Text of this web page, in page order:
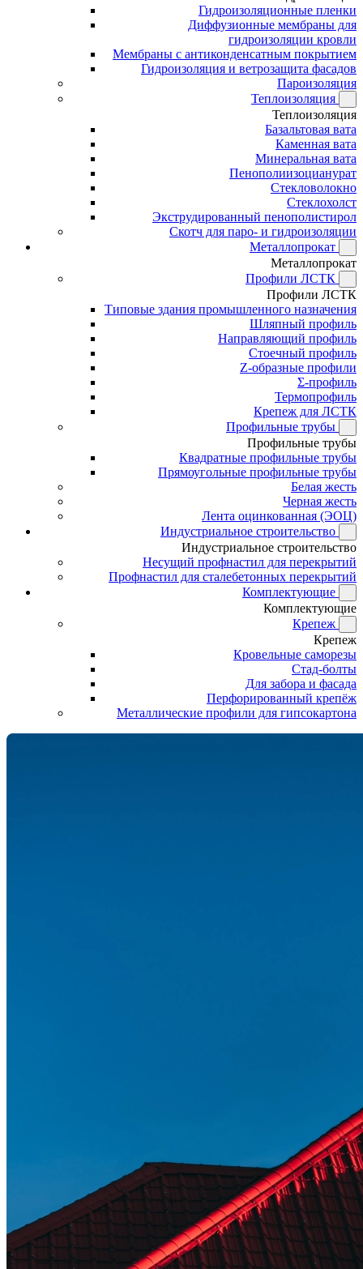
Гидроизоляционные пленки
Диффузионные мембраны для
гидроизоляции кровли
Мембраны с антиконденсатным покрытием
Гидроизоляция и ветрозащита фасадов
Пароизоляция
Теплоизоляция
Теплоизоляция
Базальтовая вата
Каменная вата
Минеральная вата
Пенополиизоцианурат
Стекловолокно
Стеклохолст
Экструдированный пенополистирол
Скотч для паро- и гидроизоляции
Металлопрокат
Металлопрокат
Профили ЛСТК
Профили ЛСТК
Типовые здания промышленного назначения
Шляпный профиль
Направляющий профиль
Стоечный профиль
Z-образные профили
Σ-профиль
Термопрофиль
Крепеж для ЛСТК
Профильные трубы
Профильные трубы
Квадратные профильные трубы
Прямоугольные профильные трубы
Белая жесть
Черная жесть
Лента оцинкованная (ЭОЦ)
Индустриальное строительство
Индустриальное строительство
Несущий профнастил для перекрытий
Профнастил для сталебетонных перекрытий
Комплектующие
Комплектующие
Крепеж
Крепеж
Кровельные саморезы
Стад-болты
Для забора и фасада
Перфорированный крепёж
Металлические профили для гипсокартона